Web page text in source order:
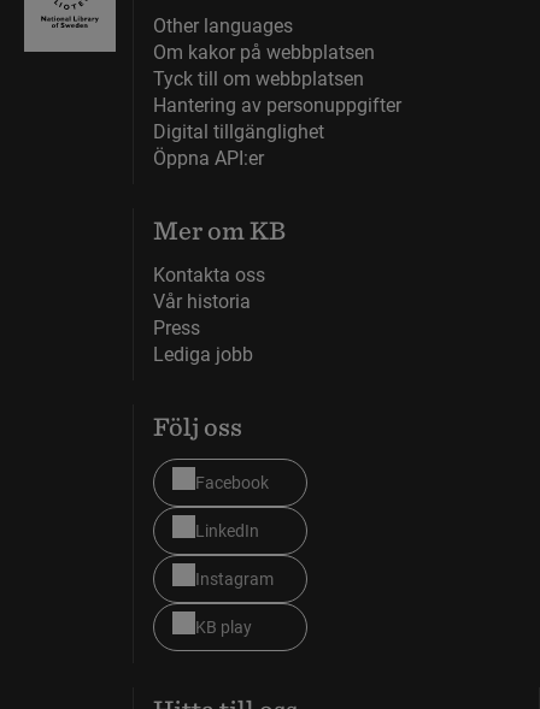
Other languages
Om kakor på webbplatsen
Tyck till om webbplatsen
Hantering av personuppgifter
Digital tillgänglighet
Öppna API:er
Mer om KB
Kontakta oss
Vår historia
Press
Lediga jobb
Följ oss
Facebook
LinkedIn
Instagram
KB play